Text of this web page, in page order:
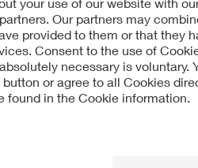
ング取得に関して、専門的な